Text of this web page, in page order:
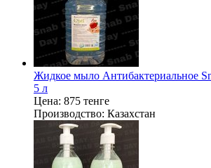
Жидкое мыло Антибактериальное
5 л
Цена: 875 тенге
Производство: Казахстан